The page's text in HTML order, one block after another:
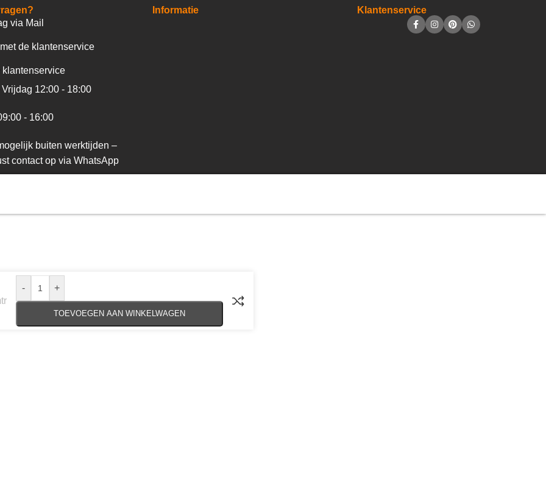
via Mail
de klantenservice
klantenservice
12:00 - 18:00
- 16:00
buiten werktijden –
contact op via WhatsApp
Informatie Klantenservice
- +
TOEVOEGEN AAN WINKELWAGEN